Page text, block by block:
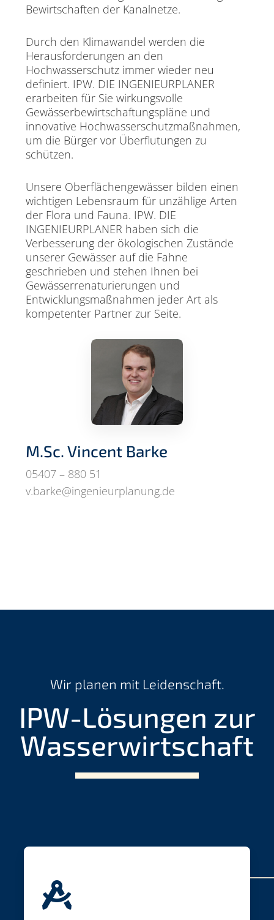
Bewirtschaften der Kanalnetze.
Durch den Klimawandel werden die
Herausforderungen an den
Hochwasserschutz immer wieder neu
definiert. IPW. DIE INGENIEURPLANER
erarbeiten für Sie wirkungsvolle
Gewässerbewirtschaftungspläne und
innovative Hochwasserschutzmaßnahmen,
um die Bürger vor Überflutungen zu
schützen.
Unsere Oberflächengewässer bilden einen
wichtigen Lebensraum für unzählige Arten
der Flora und Fauna. IPW. DIE
INGENIEURPLANER haben sich die
Verbesserung der ökologischen Zustände
unserer Gewässer auf die Fahne
geschrieben und stehen Ihnen bei
Gewässerrenaturierungen und
Entwicklungsmaßnahmen jeder Art als
kompetenter Partner zur Seite.
M.Sc. Vincent Barke
05407 – 880 51
v.barke@ingenieurplanung.de
Wir planen mit Leidenschaft.
IPW-Lösungen zur
Wasserwirtschaft
